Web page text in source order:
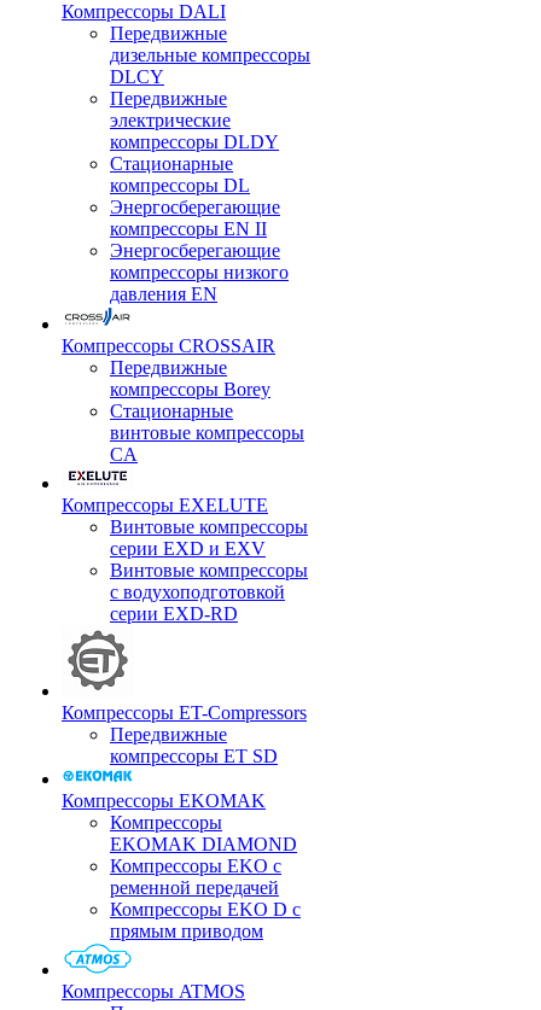
Компрессоры DALI
Передвижные
дизельные компрессоры
DLCY
Передвижные
электрические
компрессоры DLDY
Стационарные
компрессоры DL
Энергосберегающие
компрессоры EN II
Энергосберегающие
компрессоры низкого
давления EN
Компрессоры CROSSAIR
Передвижные
компрессоры Borey
Стационарные
винтовые компрессоры
CA
Компрессоры EXELUTE
Винтовые компрессоры
серии EXD и EXV
Винтовые компрессоры
с водухоподготовкой
серии EXD-RD
Компрессоры ET-Compressors
Передвижные
компрессоры ET SD
Компрессоры EKOMAK
Компрессоры
EKOMAK DIAMOND
Компрессоры EKO c
ременной передачей
Компрессоры EKO D с
прямым приводом
Компрессоры ATMOS